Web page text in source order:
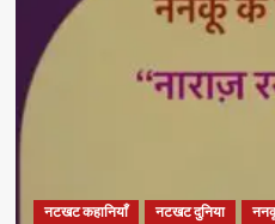
नटखट कहानियाँ नटखट दुनिया